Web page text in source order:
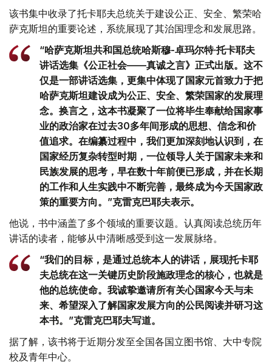
该书集中收录了托卡耶夫总统关于建设公正、安全、繁荣哈
萨克斯坦的重要论述，系统展现了其治国理念和发展思路。
“哈萨克斯坦共和国总统哈斯穆-卓玛尔特·托卡耶夫
讲话选集《公正社会——真诚之言》正式出版。这不
仅是一部讲话选集，更集中体现了国家元首致力于把
哈萨克斯坦建设成为公正、安全、繁荣国家的发展理
念。换言之，这本书凝聚了一位将毕生奉献给国家事
业的政治家在过去30多年间形成的思想、信念和价
值追求。在编纂过程中，我们更加深刻地认识到，在
国家经历复杂转型时期，一位领导人关于国家未来和
民族发展的思考，早在数十年前便已形成，并在长期
的工作和人生实践中不断完善，最终成为今天国家政
策的重要方向。”克雷克巴耶夫表示。
他说，书中涵盖了多个领域的重要议题。认真阅读总统历年
讲话的读者，能够从中清晰感受到这一发展脉络。
“我们的目标，是通过总统本人的讲话，展现托卡耶
夫总统在这一关键历史阶段施政理念的核心，也就是
他的总统使命。我诚挚邀请所有关心国家今天与未
来、希望深入了解国家发展方向的公民阅读并研习这
本书。”克雷克巴耶夫写道。
据了解，该书将于近期分发至全国各国立图书馆、大中专院
校及青年中心。